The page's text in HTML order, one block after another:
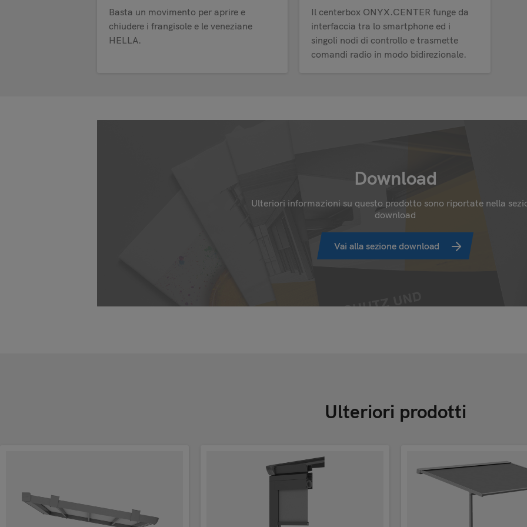
Basta un movimento per aprire e
chiudere i frangisole e le veneziane
HELLA.
Il centerbox ONYX.CENTER funge da
interfaccia tra lo smartphone ed i
singoli nodi di controllo e trasmette
comandi radio in modo bidirezionale.
Download
Ulteriori informazioni su questo prodotto sono riportate nella
download
Vai alla sezione download
Ulteriori prodotti